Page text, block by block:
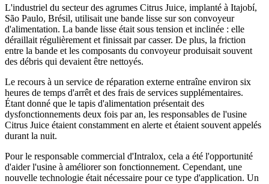
L'industriel du secteur des agrumes Citrus Juice, implanté à Itajobí,
São Paulo, Brésil, utilisait une bande lisse sur son convoyeur
d'alimentation. La bande lisse était sous tension et inclinée : elle
déraillait régulièrement et finissait par casser. De plus, la friction
entre la bande et les composants du convoyeur produisait souvent
des débris qui devaient être nettoyés.
Le recours à un service de réparation externe entraîne environ six
heures de temps d'arrêt et des frais de services supplémentaires.
Étant donné que le tapis d'alimentation présentait des
dysfonctionnements deux fois par an, les responsables de l'usine
Citrus Juice étaient constamment en alerte et étaient souvent appelés
durant la nuit.
Pour le responsable commercial d'Intralox, cela a été l'opportunité
d'aider l'usine à améliorer son fonctionnement. Cependant, une
nouvelle technologie était nécessaire pour ce type d'application. Un